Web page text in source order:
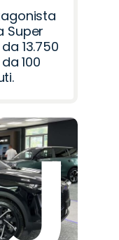
Super
13.750
100